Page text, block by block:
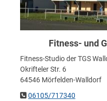
Fitness- und
Fitness-Studio der TGS
Okrifteler Str. 6
64546 Mörfelden-Walldorf
06105/717340